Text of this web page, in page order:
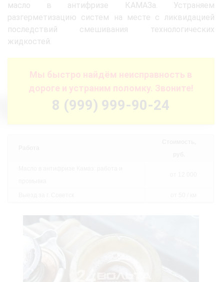
масло в антифризе КАМАЗа. Устраняем
разгерметизацию систем на месте с ликвидацией
последствий смешивания технологических
жидкостей.
Мы быстро найдём неисправность в
дороге и устраним поломку. Звоните!
8 (999) 999-90-24